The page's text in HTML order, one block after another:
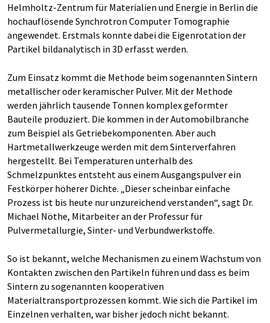
Helmholtz-Zentrum für Materialien und Energie in Berlin die
hochauflösende Synchrotron Computer Tomographie
angewendet. Erstmals konnte dabei die Eigenrotation der
Partikel bildanalytisch in 3D erfasst werden.
Zum Einsatz kommt die Methode beim sogenannten Sintern
metallischer oder keramischer Pulver. Mit der Methode
werden jährlich tausende Tonnen komplex geformter
Bauteile produziert. Die kommen in der Automobilbranche
zum Beispiel als Getriebekomponenten. Aber auch
Hartmetallwerkzeuge werden mit dem Sinterverfahren
hergestellt. Bei Temperaturen unterhalb des
Schmelzpunktes entsteht aus einem Ausgangspulver ein
Festkörper höherer Dichte. „Dieser scheinbar einfache
Prozess ist bis heute nur unzureichend verstanden“, sagt Dr.
Michael Nöthe, Mitarbeiter an der Professur für
Pulvermetallurgie, Sinter- und Verbundwerkstoffe.
So ist bekannt, welche Mechanismen zu einem Wachstum von
Kontakten zwischen den Partikeln führen und dass es beim
Sintern zu sogenannten kooperativen
Materialtransportprozessen kommt. Wie sich die Partikel im
Einzelnen verhalten, war bisher jedoch nicht bekannt.